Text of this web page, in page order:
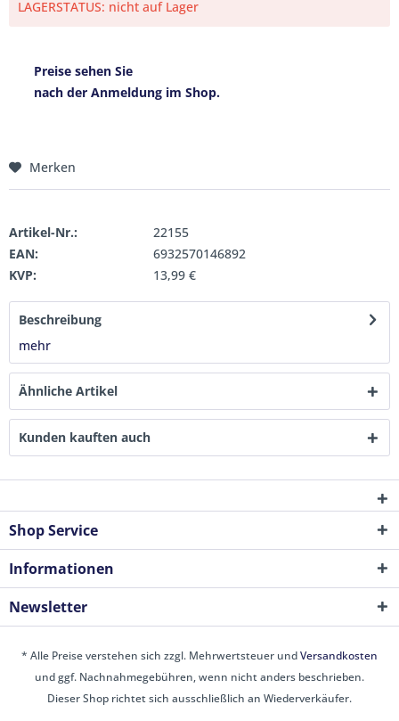
LAGERSTATUS: nicht auf Lager
Preise sehen Sie
nach der Anmeldung im Shop.
Merken
Artikel-Nr.:
22155
EAN:
6932570146892
KVP:
13,99 €
Beschreibung
mehr
Ähnliche Artikel
Kunden kauften auch
Shop Service
Informationen
Newsletter
* Alle Preise verstehen sich zzgl. Mehrwertsteuer undVersandkosten
und ggf. Nachnahmegebühren, wenn nicht anders beschrieben.
Dieser Shop richtet sich ausschließlich an Wiederverkäufer.